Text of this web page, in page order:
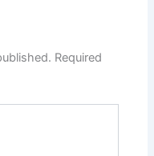
Required